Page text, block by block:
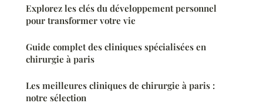
Explorez les clés du développement personnel
pour transformer votre vie
Guide complet des cliniques spécialisées en
chirurgie à paris
Les meilleures cliniques de chirurgie à paris :
notre sélection